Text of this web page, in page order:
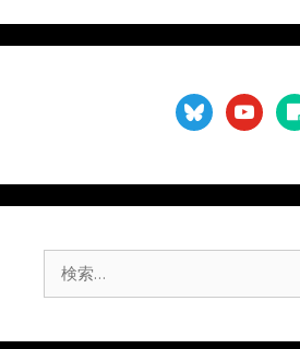
ジ ジ ジ
ジ
blueskyyoutube
索: